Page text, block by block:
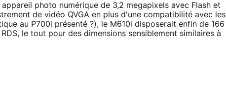
photo numérique de 3,2 megapixels avec Flash et
de vidéo QVGA en plus d'une compatibilité avec les
au P700i présenté ?), le M610i disposerait enfin de 166
le tout pour des dimensions sensiblement similaires à